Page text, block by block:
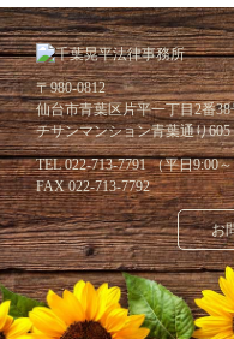
〒980-0812
仙台市青葉区片平一丁目2番38
チサンマンション青葉通り605
TEL 022-713-7791 （平日9:00
FAX 022-713-7792
お